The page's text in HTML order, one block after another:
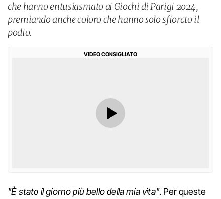
che hanno entusiasmato ai Giochi di Parigi 2024,
premiando anche coloro che hanno solo sfiorato il
podio.
VIDEO CONSIGLIATO
"È stato il giorno più bello della mia vita". Per queste